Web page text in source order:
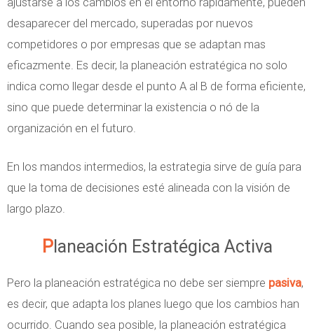
desaparecer del mercado, superadas por nuevos
competidores o por empresas que se adaptan mas
eficazmente. Es decir, la planeación estratégica no solo
indica como llegar desde el punto A al B de forma eficiente,
sino que puede determinar la existencia o nó de la
organización en el futuro.
En los mandos intermedios, la estrategia sirve de guía para
que la toma de decisiones esté alineada con la visión de
largo plazo.
Planeación Estratégica Activa
Pero la planeación estratégica no debe ser siempre pasiva,
es decir, que adapta los planes luego que los cambios han
ocurrido. Cuando sea posible, la planeación estratégica